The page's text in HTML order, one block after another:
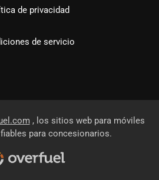
de privacidad
de servicio
, los sitios web para móviles
para concesionarios.